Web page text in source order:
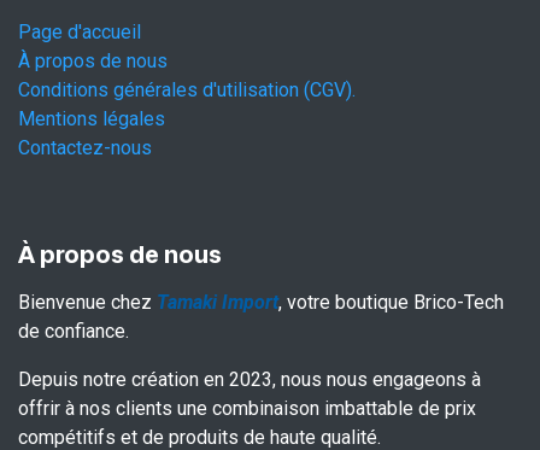
Page d'accueil
À propos de nous
Conditions générales d'utilisation (CGV).
Mentions légales
Contactez-nous
À propos de nous
Bienvenue chez Tamaki Import, votre boutique Brico-Tech
de confiance.
Depuis notre création en 2023, nous nous engageons à
offrir à nos clients une combinaison imbattable de prix
compétitifs et de produits de haute qualité.